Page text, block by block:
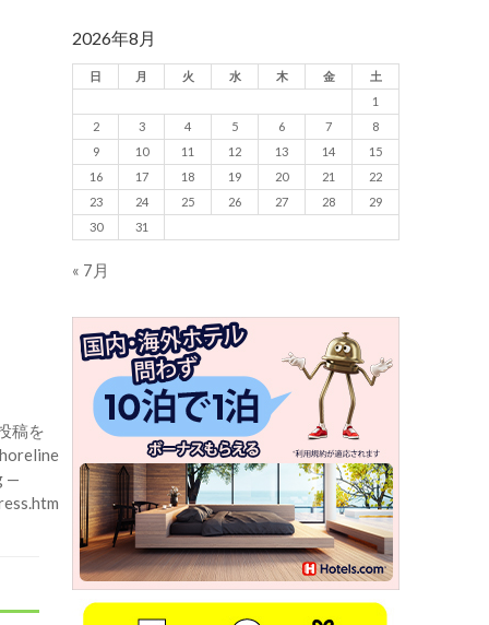
2026年8月
日 月 火 水 木 金
土
1
2
3 4 5 6 7
8
9
10 11 12 13 14
15
16
17 18 19 20 21
22
23
24 25 26 27 28
29
30
31
« 7月